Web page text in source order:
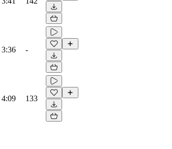
3:36 -
4:09 133